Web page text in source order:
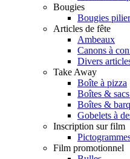
Bougies
Bougies
Articles de fête
Ambeaux
Canons à
Divers
Take Away
Boîte à pizza
Boîtes &
Boîtes &
Gobelets à
Inscription sur film
Film promotionnel